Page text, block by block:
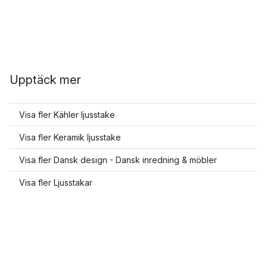
Upptäck mer
Visa fler Kähler ljusstake
Visa fler Keramik ljusstake
Visa fler Dansk design - Dansk inredning & möbler
Visa fler Ljusstakar